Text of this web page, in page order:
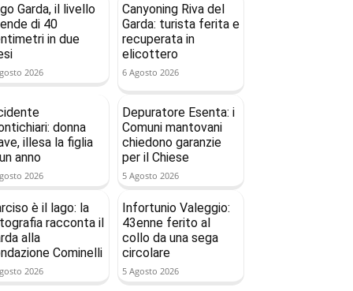
Garda, il livello
di 40
in due
2026
Canyoning Riva del
Garda: turista ferita e
recuperata in
elicottero
6 Agosto 2026
donna
illesa la figlia
anno
2026
Depuratore Esenta: i
Comuni mantovani
chiedono garanzie
per il Chiese
5 Agosto 2026
è il lago: la
racconta il
alla
Cominelli
2026
Infortunio Valeggio:
43enne ferito al
collo da una sega
circolare
5 Agosto 2026